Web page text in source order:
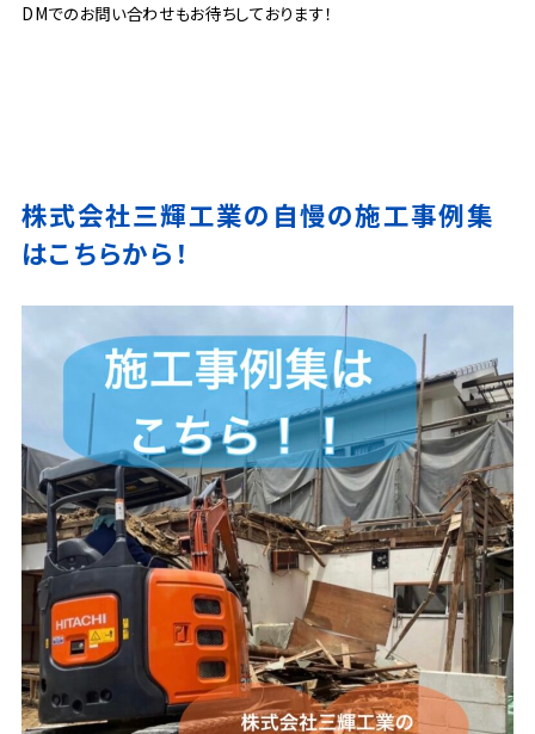
DMでのお問い合わせもお待ちしております！
株式会社三輝工業の自慢の施工事例集
はこちらから！